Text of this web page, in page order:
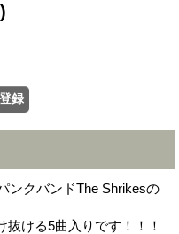
ンクバンドThe Shrikesの
ける5曲入りです！！！